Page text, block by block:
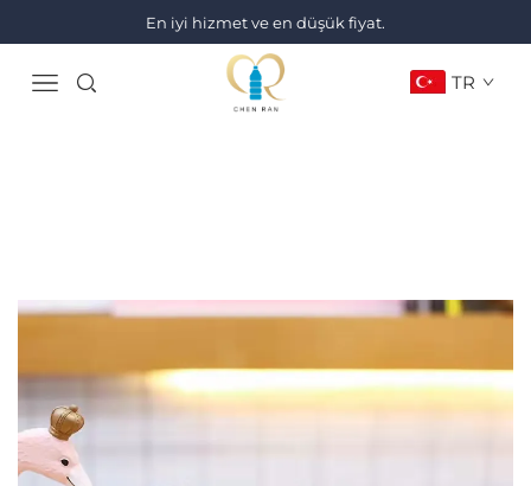
En iyi hizmet ve en düşük fiyat.
TR